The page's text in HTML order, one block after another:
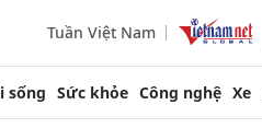
Tuần Việt Nam
sống Sức khỏe Công nghệ Xe